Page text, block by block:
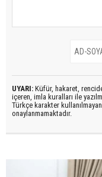
UYARI: Küfür, hakaret,
içeren, imla kuralları ile
Türkçe karakter
onaylanmamaktadır.